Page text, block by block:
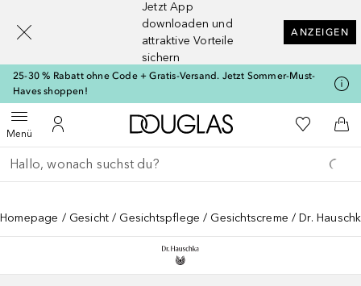
Jetzt App
downloaden und
attraktive Vorteile
sichern
ANZEIGEN
25-30 % Rabatt ohne Code + Gratis-Versand. Jetzt Sommer-Must-
Haves shoppen!
MenüMenü öffnenZu Meinem Kundenkonto
Zur Douglas Startseite
Zu Meiner
Gehe zurück
Suche ausführen
Homepage Gesicht Gesichtspflege Gesichtscreme Dr.
[navigation.slideout.screenreader]